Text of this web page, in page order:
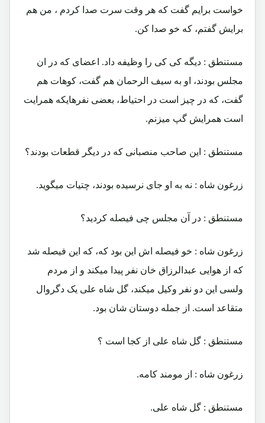
خواست برایم گفت که هر وقت سرت صدا کردم ، من هم
برایش گفتم، که خو صدا کن.
مستنطق : دیگه کی کی را وظیفه داد. اعضای که در ان
مجلس بودند، او به سیف الرحمان هم گفت، کوهات هم
گفت، که در چیز است در احتیاط، بعضی نفرهایکه همرایت
است همرایش گپ میزنم.
مستنطق : این صاحب منصبانی که در دیگر قطعات بودند؟
زرغون شاه : نه به او جای نرسیده بودند، چتیات میگوید.
مستنطق : در آن مجلس چی فیصله کردید؟
زرغون شاه : خو فیصله اش این بود که، که این فیصله شد
که از هوایی عبدالرزاق خان نفر پیدا میکند و از مردم
ولسی این دو نفر وکیل میکند، گل شاه علی یک دگروال
متقاعد است. از جمله دوستان شان بود.
مستنطق : گل شاه علی از کجا است ؟
زرغون شاه : از مومند کامه.
مستنطق : گل شاه علی.